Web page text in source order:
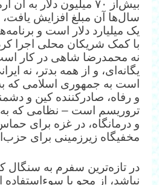
بیش‌از ۷۰ میلیون دلار
سال‌ها آن مبلغ افزایش یافت،
با کمک شریکان محلی اجرا
نه محمدرضا شاهی در کار
یگانه‌ای، و از همه بدتر، نه
است به جمهوری اسلامی که
و رفاه، صادر‌کننده کین و
تروریسم است – نظامی که
و درمانگاه، در غزه برای
مخفیگاه زیرزمینی برای
در تازه‌ترین سفرم به سنگال
نباشد، از محو یا سوء‌استفاده